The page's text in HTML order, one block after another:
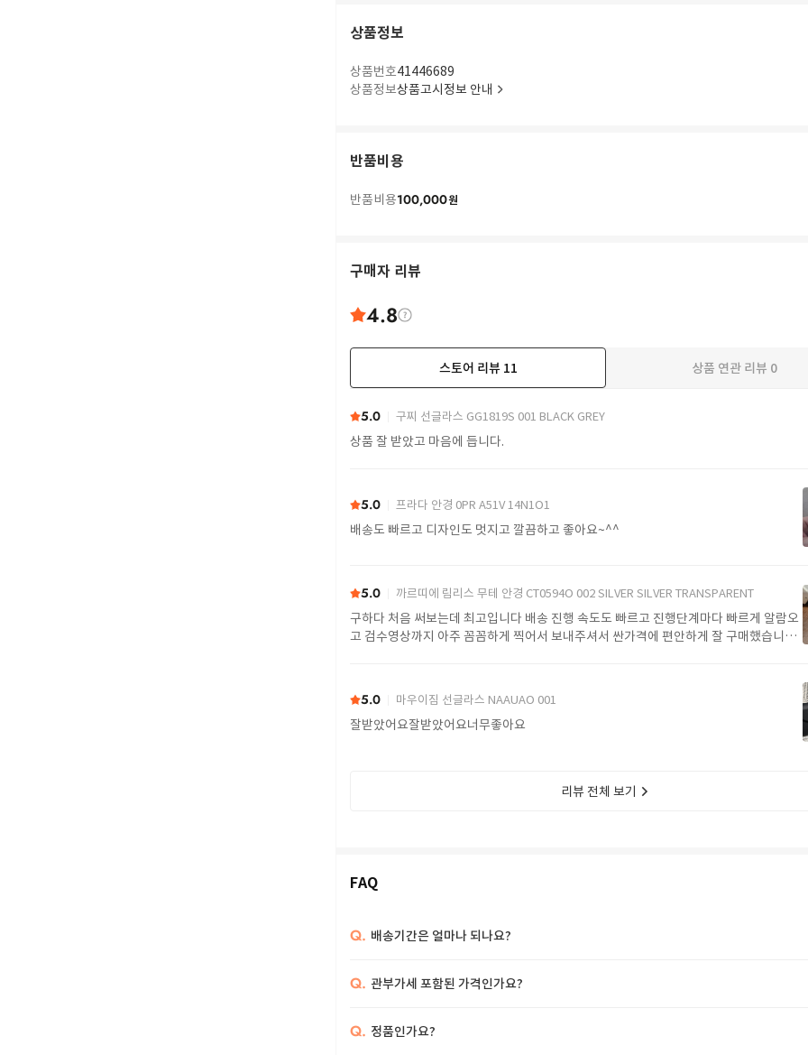
상품정보
상품번호41446689
상품정보상품고시정보 안내
반품비용
반품비용100,000원
구매자 리뷰
4.8
스토어 리뷰 11 상품 연관 리뷰 0
5.0 구찌 선글라스 GG1819S 001 BLACK GREY
상품 잘 받았고 마음에 듭니다.
5.0 프라다 안경 0PR A51V 14N1O1
배송도 빠르고 디자인도 멋지고 깔끔하고 좋아요~^^
5.0 까르띠에 림리스 무테 안경 CT0594O 002 SILVER SILVER TRANSPARENT
구하다 처음 써보는데 최고입니다 배송 진행 속도도 빠르고 진행단계마다 빠르게 알람오
고 검수영상까지 아주 꼼꼼하게 찍어서 보내주셔서 싼가격에 편안하게 잘 구매했습니다.
5.0 마우이짐 선글라스 NAAUAO 001
잘받았어요잘받았어요너무좋아요
리뷰 전체 보기
FAQ
Q. 배송기간은 얼마나 되나요?
Q. 관부가세 포함된 가격인가요?
Q. 정품인가요?